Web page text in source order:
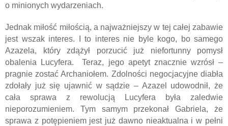
o minionych wydarzeniach.
Jednak miłość miłością, a najważniejszy w tej całej zabawie
jest wszak interes. I to interes nie byle kogo, bo samego
Azazela, który zdążył porzucić już niefortunny pomysł
obalenia Lucyfera.
Teraz, jego apetyt znacznie wzrósł –
pragnie zostać Archaniołem. Zdolności negocjacyjne diabła
zdołały już się ujawnić w sądzie – Azazel udowodnił, że
cała sprawa z rewolucją Lucyfera była zaledwie
nieporozumieniem. Tym samym przekonał Gabriela, że
sprawa z potępieniem jest już dawno nieaktualna i w pełni